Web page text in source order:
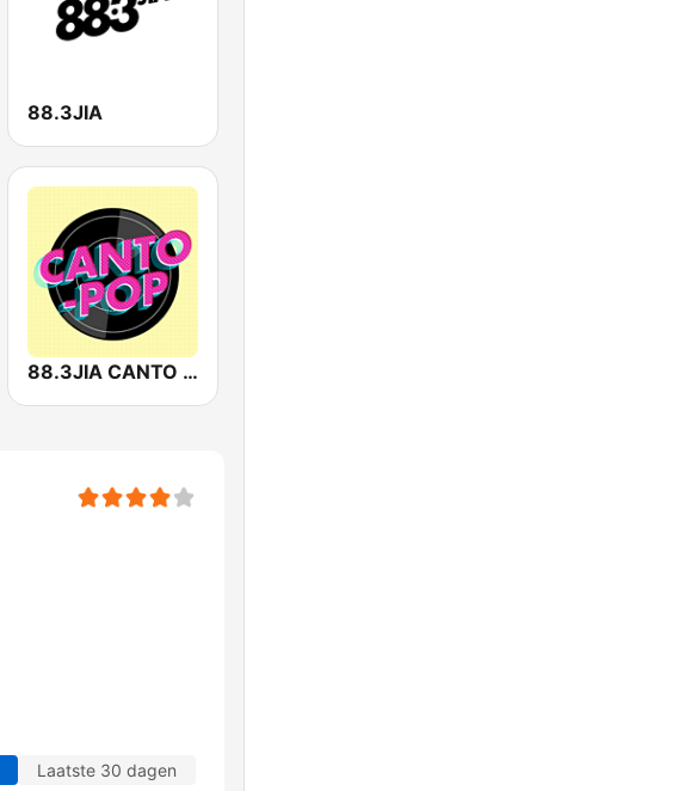
88.3JIA
88.3JIA CANTO POP
Laatste 30 dagen